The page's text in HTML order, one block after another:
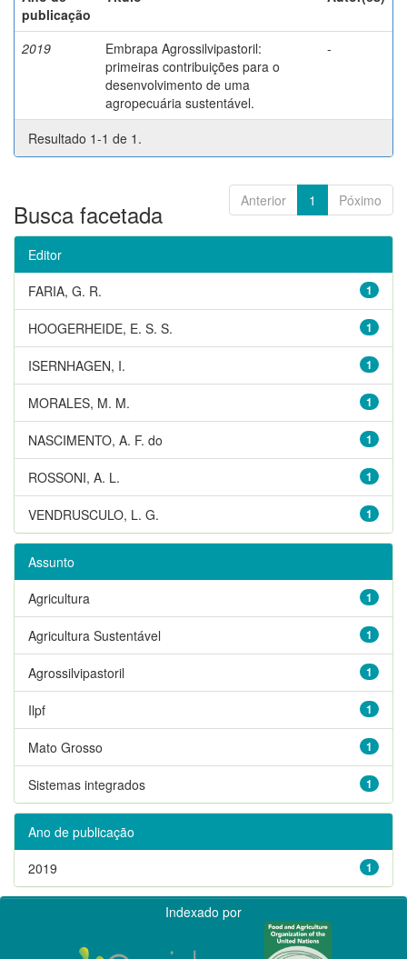
publicação
2019
Embrapa Agrossilvipastoril:
primeiras contribuições para o
desenvolvimento de uma
agropecuária sustentável.
-
Resultado 1-1 de 1.
Anterior 1 Póximo
Busca facetada
Editor
1
FARIA, G. R.
1
HOOGERHEIDE, E. S. S.
1
ISERNHAGEN, I.
1
MORALES, M. M.
1
NASCIMENTO, A. F. do
1
ROSSONI, A. L.
1
VENDRUSCULO, L. G.
Assunto
1
Agricultura
1
Agricultura Sustentável
1
Agrossilvipastoril
1
Ilpf
1
Mato Grosso
1
Sistemas integrados
Ano de publicação
1
2019
Indexado por